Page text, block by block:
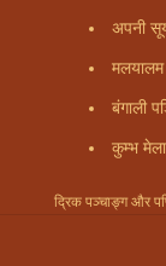
अपनी
बंगाली
कुम्भ मेला
द्रिक पञ्चाङ्ग और